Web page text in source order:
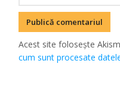
Acest site folosește
cum sunt procesate